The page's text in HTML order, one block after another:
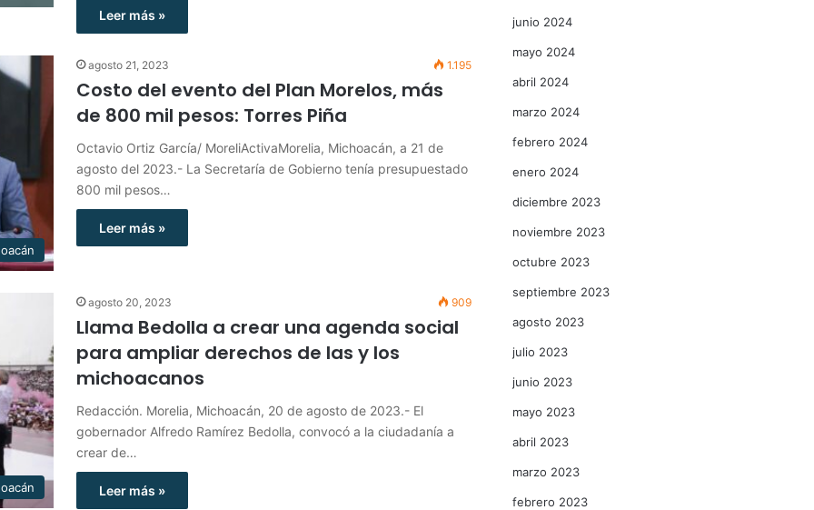
Leer más »
agosto 21, 2023 1.195
Costo del evento del Plan Morelos, más
de 800 mil pesos: Torres Piña
Octavio Ortiz García/ MoreliActivaMorelia, Michoacán, a 21 de
agosto del 2023.- La Secretaría de Gobierno tenía presupuestado
800 mil pesos…
Leer más »
agosto 20, 2023 909
Llama Bedolla a crear una agenda social
para ampliar derechos de las y los
michoacanos
Redacción. Morelia, Michoacán, 20 de agosto de 2023.- El
gobernador Alfredo Ramírez Bedolla, convocó a la ciudadanía a
crear de…
Leer más »
junio 2024
mayo 2024
abril 2024
marzo 2024
febrero 2024
enero 2024
diciembre 2023
noviembre 2023
octubre 2023
septiembre 2023
agosto 2023
julio 2023
junio 2023
mayo 2023
abril 2023
marzo 2023
febrero 2023